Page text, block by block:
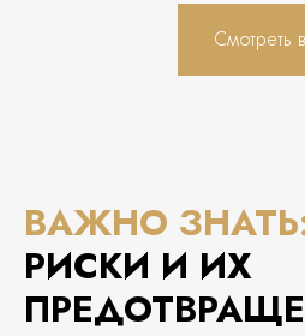
Смотреть
ВАЖНО
РИСКИ И ИХ